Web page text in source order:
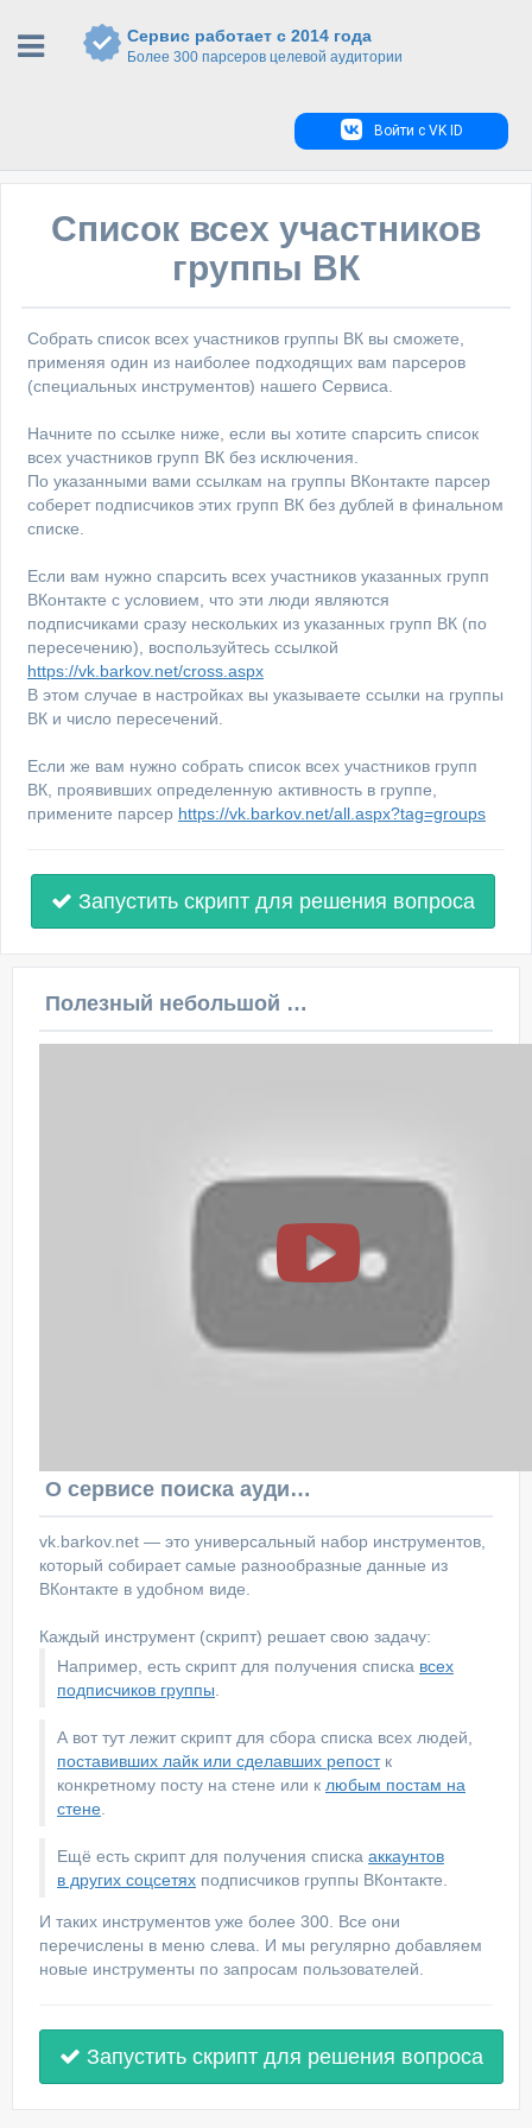
Сервис работает с 2014 года
Более 300 парсеров целевой аудитории
Войти с VK ID
Список всех участников
группы ВК
Собрать список всех участников группы ВК вы сможете,
применяя один из наиболее подходящих вам парсеров
(специальных инструментов) нашего Сервиса.
Начните по ссылке ниже, если вы хотите спарсить список
всех участников групп ВК без исключения.
По указанными вами ссылкам на группы ВКонтакте парсер
соберет подписчиков этих групп ВК без дублей в финальном
списке.
Если вам нужно спарсить всех участников указанных групп
ВКонтакте с условием, что эти люди являются
подписчиками сразу нескольких из указанных групп ВК (по
пересечению), воспользуйтесь ссылкой
https://vk.barkov.net/cross.aspx
В этом случае в настройках вы указываете ссылки на группы
ВК и число пересечений.
Если же вам нужно собрать список всех участников групп
ВК, проявивших определенную активность в группе,
примените парсер https://vk.barkov.net/all.aspx?tag=groups
Запустить скрипт для решения вопроса
Полезный небольшой видеоурок по этой теме
О сервисе поиска аудитории ВКонтакте
vk.barkov.net — это универсальный набор инструментов,
который собирает самые разнообразные данные из
ВКонтакте в удобном виде.
Каждый инструмент (скрипт) решает свою задачу:
Например, есть скрипт для получения списка всех
подписчиков группы
А вот тут лежит скрипт для сбора списка всех людей,
поставивших лайк или сделавших репостк
конкретному посту на стене или к любым постам на
стене
Ещё есть скрипт для получения списка аккаунтов
в других соцсетях подписчиков группы ВКонтакте.
И таких инструментов уже более 300. Все они
перечислены в меню слева. И мы регулярно добавляем
новые инструменты по запросам пользователей.
Запустить скрипт для решения вопроса